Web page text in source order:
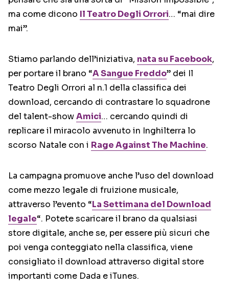
ma come dicono Il Teatro Degli Orrori… “mai dire
mai”.
Stiamo parlando dell’iniziativa, nata su Facebook,
per portare il brano “A Sangue Freddo” dei Il
Teatro Degli Orrori al n.1 della classifica dei
download, cercando di contrastare lo squadrone
del talent-showAmici… cercando quindi di
replicare il miracolo avvenuto in Inghilterra lo
scorso Natale con i Rage Against The Machine.
La campagna promuove anche l’uso del download
come mezzo legale di fruizione musicale,
attraverso l’evento “La Settimana del Download
legale“. Potete scaricare il brano da qualsiasi
store digitale, anche se, per essere più sicuri che
poi venga conteggiato nella classifica, viene
consigliato il download attraverso digital store
importanti come Dada e iTunes.